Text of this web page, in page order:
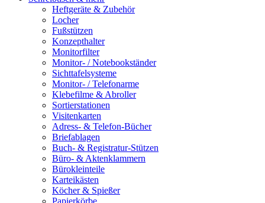
Heftgeräte & Zubehör
Locher
Fußstützen
Konzepthalter
Monitorfilter
Monitor- / Notebookständer
Sichttafelsysteme
Monitor- / Telefonarme
Klebefilme & Abroller
Sortierstationen
Visitenkarten
Adress- & Telefon-Bücher
Briefablagen
Buch- & Registratur-Stützen
Büro- & Aktenklammern
Bürokleinteile
Karteikästen
Köcher & Spießer
Papierkörbe